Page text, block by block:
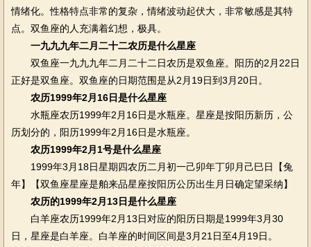
情绪化。性格特点非常的复杂，情绪波动起伏大，非常敏感是其特
点。双鱼座的人充满着幻想，极具。
一九九九年二月二十二农历是什么星座
双鱼座一九九九年二月二十二日农历是双鱼座。阳历的2月22日
正好是双鱼座。双鱼座的日期范围是从2月19日到3月20日。
农历1999年2月16日是什么星座
水瓶座农历1999年2月16日是水瓶座。星座是按阳历新历，公
历划分的，阳历1999年2月16日是水瓶座。
农历1999年2月1号是什么星座
1999年3月18日星期四农历二月初一己卯年丁卯月己巳日【兔
年】【双鱼座星座是舶来品星座按阳历公历出生月日确定望采纳】
农历的1999年2月13日是什么星座
白羊座农历1999年2月13日对应的阳历日期是1999年3月30
日，星座是白羊座。白羊座的时间区间是3月21日至4月19日。